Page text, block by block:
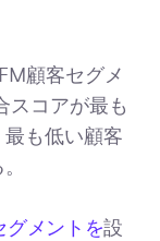
顧客セグメ
スコアが最も
も低い顧客
グメントを設